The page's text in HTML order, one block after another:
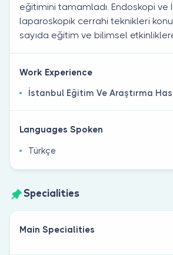
eğitimini tamamladı. Endoskopi ve
laparoskopik cerrahi teknikleri
sayıda eğitim ve bilimsel etkinliklere
Work Experience
İstanbul Eğitim Ve Araştırma
Languages Spoken
Türkçe
Specialities
Main Specialities